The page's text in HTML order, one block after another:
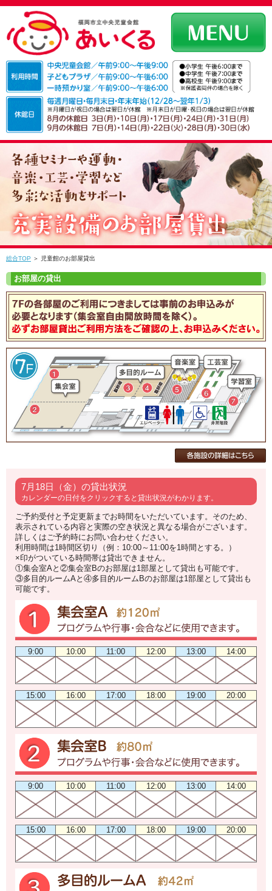
総合TOP ＞ 児童館のお部屋貸出
7月18日（金）の貸出状況
カレンダーの日付をクリックすると貸出状況がわかります。
ご予約受付と予定更新までお時間をいただいています。そのため、
表示されている内容と実際の空き状況と異なる場合がございます。
詳しくはご予約時にお問い合わせください。
利用時間は1時間区切り（例：10:00～11:00を1時間とする。）
×印がついている時間帯は貸出できません。
①集会室Aと②集会室Bのお部屋は1部屋として貸出も可能です。
③多目的ルームAと④多目的ルームBのお部屋は1部屋として貸出も
可能です。
9:00 10:00 11:00 12:00 13:00 14:00
15:00 16:00 17:00 18:00 19:00 20:00
9:00 10:00 11:00 12:00 13:00 14:00
15:00 16:00 17:00 18:00 19:00 20:00